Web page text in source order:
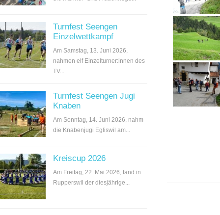
Turnfest Seengen
Einzelwettkampf
Am Samstag, 13. Juni 2026,
nahmen elf Einzelturner:innen des
TV...
Turnfest Seengen Jugi
Knaben
Am Sonntag, 14. Juni 2026, nahm
die Knabenjugi Egliswil am...
Kreiscup 2026
Am Freitag, 22. Mai 2026, fand in
Rupperswil der diesjährige...